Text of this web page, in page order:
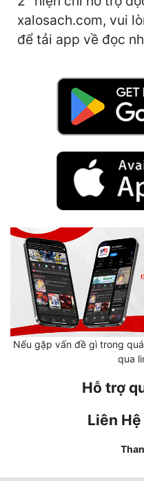
Gia Đấu
Góc Nhìn Nữ
Học Đường
Khoa Huyễn
Khoa Huyễn Không Gian
Kinh Dị
xalosach.com, vui
để tải app về đọc
Nếu gặp vấn đề gì trong
qua
Hỗ trợ
Liên